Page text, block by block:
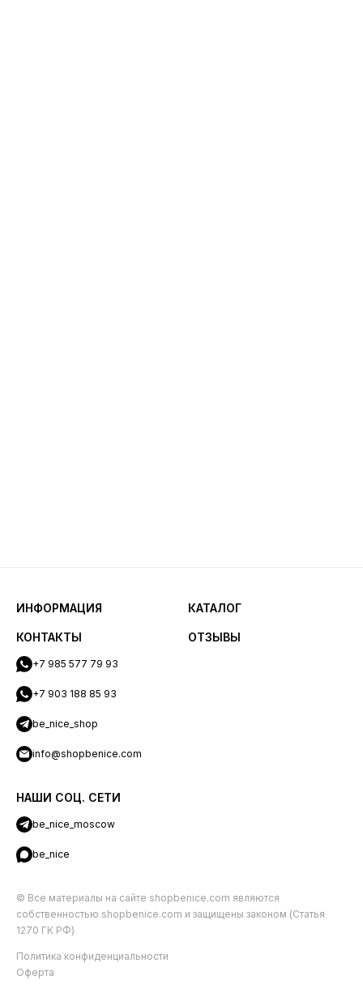
ИНФОРМАЦИЯ КАТАЛОГ
КОНТАКТЫ
+7 985 577 79 93
+7 903 188 85 93
be_nice_shop
info@shopbenice.com
НАШИ СОЦ. СЕТИ
be_nice_moscow
be_nice
ОТЗЫВЫ
© Все материалы на сайте shopbenice.com являются
собственностью shopbenice.com и защищены законом (Статья
1270 ГК РФ)
Политика конфиденциальности
Оферта